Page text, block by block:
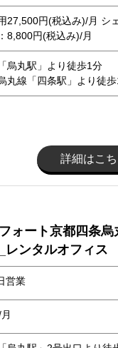
27,500円(税込み)/月 シ
8,800円(税込み)/月
烏丸駅」より徒歩1分
丸線「四条駅」より徒
詳細はこ
ォート京都四条烏
レンタルオフィス
営業